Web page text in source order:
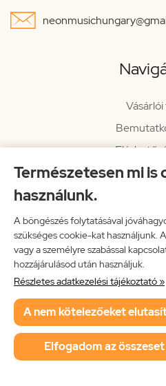
Természetesen mi
használunk.
A böngészés folytatásával
szükséges cookie-kat használjunk.
vagy a személyre szabással
hozzájárulásod után használjuk.
Részletes adatkezelési tájékoztató »
A nem kötelezőeket
Elfogadom az összeset

Vissza a
Neon Music
ÁSZF
Adatkezelési